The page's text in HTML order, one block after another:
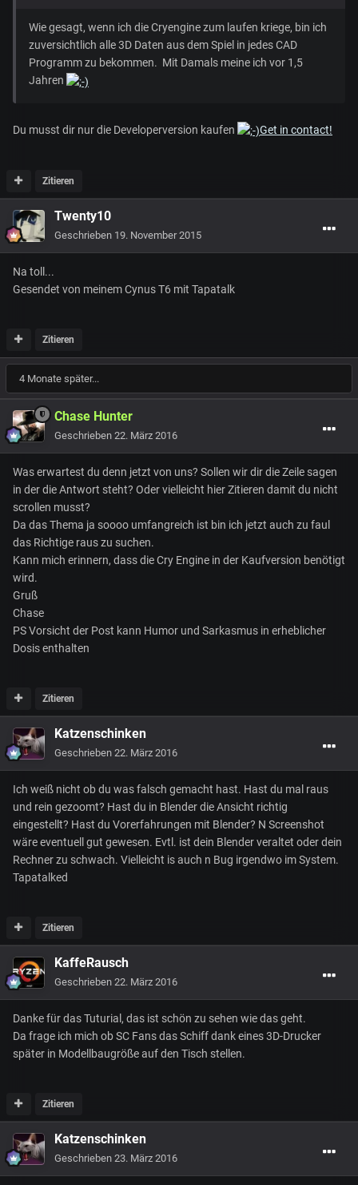
Wie gesagt, wenn ich die Cryengine zum laufen kriege, bin ich
zuversichtlich alle 3D Daten aus dem Spiel in jedes CAD
Programm zu bekommen. Mit Damals meine ich vor 1,5
Jahren
Du musst dir nur die Developerversion kaufen Get in contact!
Zitieren
Twenty10
Geschrieben 19. November 2015
Na toll...
Gesendet von meinem Cynus T6 mit Tapatalk
Zitieren
4 Monate später...
Chase Hunter
Geschrieben 22. März 2016
Was erwartest du denn jetzt von uns? Sollen wir dir die Zeile sagen
in der die Antwort steht? Oder vielleicht hier Zitieren damit du nicht
scrollen musst?
Da das Thema ja soooo umfangreich ist bin ich jetzt auch zu faul
das Richtige raus zu suchen.
Kann mich erinnern, dass die Cry Engine in der Kaufversion benötigt
wird.
Gruß
Chase
PS Vorsicht der Post kann Humor und Sarkasmus in erheblicher
Dosis enthalten
Zitieren
Katzenschinken
Geschrieben 22. März 2016
Ich weiß nicht ob du was falsch gemacht hast. Hast du mal raus
und rein gezoomt? Hast du in Blender die Ansicht richtig
eingestellt? Hast du Vorerfahrungen mit Blender? N Screenshot
wäre eventuell gut gewesen. Evtl. ist dein Blender veraltet oder dein
Rechner zu schwach. Vielleicht is auch n Bug irgendwo im System.
Tapatalked
Zitieren
KaffeRausch
Geschrieben 22. März 2016
Danke für das Tuturial, das ist schön zu sehen wie das geht.
Da frage ich mich ob SC Fans das Schiff dank eines 3D-Drucker
später in Modellbaugröße auf den Tisch stellen.
Zitieren
Katzenschinken
Geschrieben 23. März 2016